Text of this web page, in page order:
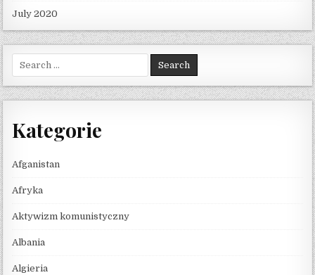
July 2020
Search for:
Kategorie
Afganistan
Afryka
Aktywizm komunistyczny
Albania
Algieria